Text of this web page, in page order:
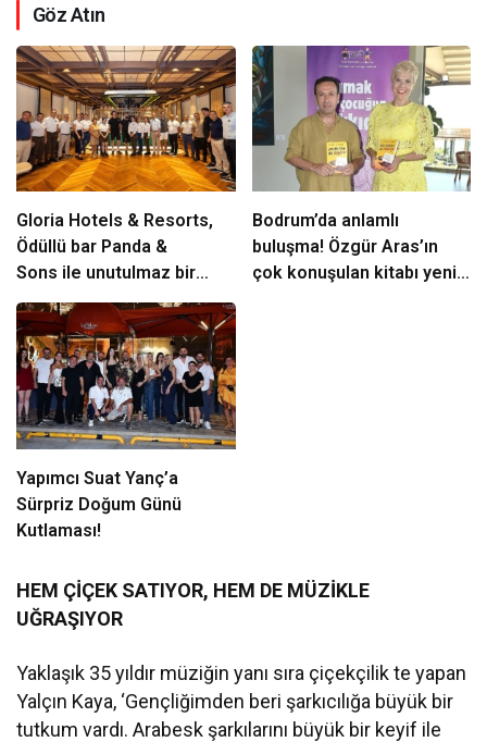
Göz Atın
Gloria Hotels & Resorts,
Ödüllü bar Panda &
Sons ile unutulmaz bir
Miksoloji Gecesine İmza
Attı
Bodrum’da anlamlı
buluşma! Özgür Aras’ın
çok konuşulan kitabı yeni
Yapımcı Suat Yanç’a
Sürpriz Doğum Günü
Kutlaması!
HEM ÇİÇEK SATIYOR, HEM DE MÜZİKLE
UĞRAŞIYOR
Yaklaşık 35 yıldır müziğin yanı sıra çiçekçilik te yapan
Yalçın Kaya, ‘Gençliğimden beri şarkıcılığa büyük bir
tutkum vardı. Arabesk şarkılarını büyük bir keyif ile